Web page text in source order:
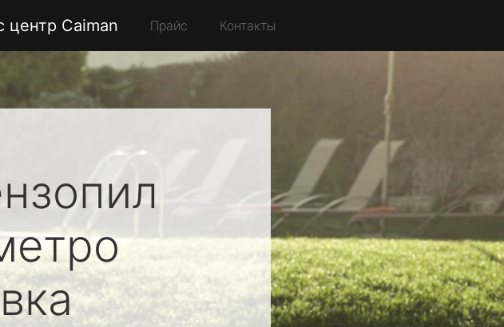
центр Caiman Прайс Контакты